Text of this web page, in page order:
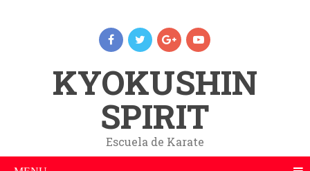
KYOKUSHIN
SPIRIT
Escuela de Karate